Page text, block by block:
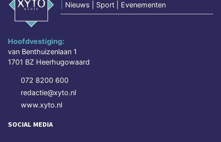
Nieuws | Sport | Evenementen
Hoofdvestiging:
van Benthuizenlaan 1
1701 BZ Heerhugowaard
072 8200 600
redactie@xyto.nl
www.xyto.nl
SOCIAL MEDIA